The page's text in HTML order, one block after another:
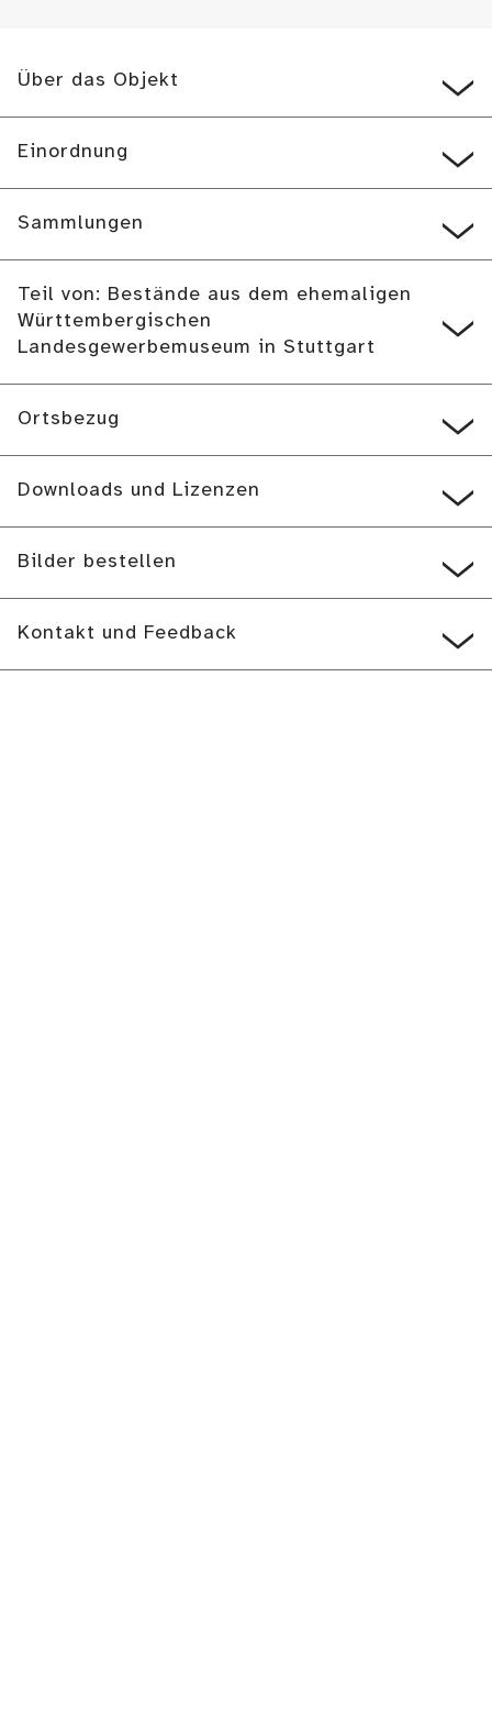
Über das Objekt
Einordnung
Sammlungen
Teil von: Bestände aus dem ehemaligen
Württembergischen
Landesgewerbemuseum in Stuttgart
Ortsbezug
Downloads und Lizenzen
Bilder bestellen
Kontakt und Feedback